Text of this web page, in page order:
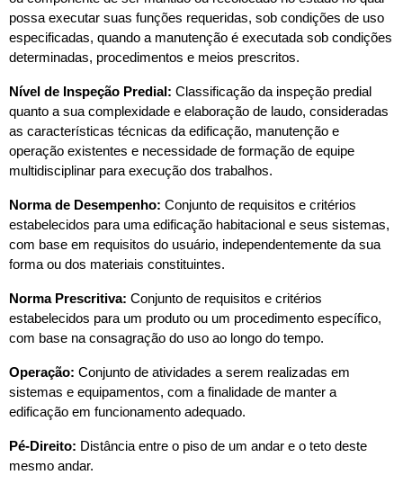
possa executar suas funções requeridas, sob condições de uso
especificadas, quando a manutenção é executada sob condições
determinadas, procedimentos e meios prescritos.
Nível de Inspeção Predial: Classificação da inspeção predial
quanto a sua complexidade e elaboração de laudo, consideradas
as características técnicas da edificação, manutenção e
operação existentes e necessidade de formação de equipe
multidisciplinar para execução dos trabalhos.
Norma de Desempenho: Conjunto de requisitos e critérios
estabelecidos para uma edificação habitacional e seus sistemas,
com base em requisitos do usuário, independentemente da sua
forma ou dos materiais constituintes.
Norma Prescritiva: Conjunto de requisitos e critérios
estabelecidos para um produto ou um procedimento específico,
com base na consagração do uso ao longo do tempo.
Operação: Conjunto de atividades a serem realizadas em
sistemas e equipamentos, com a finalidade de manter a
edificação em funcionamento adequado.
Pé-Direito: Distância entre o piso de um andar e o teto deste
mesmo andar.